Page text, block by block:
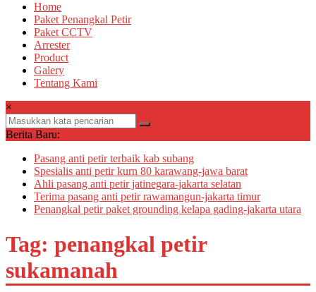
Home
Paket Penangkal Petir
Paket CCTV
Arrester
Product
Galery
Tentang Kami
×
Berita Baru:
Pasang anti petir terbaik kab subang
Spesialis anti petir kurn 80 karawang-jawa barat
Ahli pasang anti petir jatinegara-jakarta selatan
Terima pasang anti petir rawamangun-jakarta timur
Penangkal petir paket grounding kelapa gading-jakarta utara
Tag: penangkal petir
sukamanah